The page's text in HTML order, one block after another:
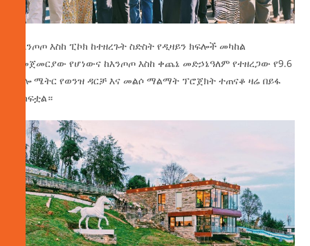
ከእንጦጦ እስከ ፒኮክ ከተዘረጉት ስድስት የዲዛይን ክፍሎች መካከል
የመጀመርያው የሆነውና ከእንጦጦ እስከ ቀጨኔ መድኃኔዓለም የተዘረጋው የ9.6
ኪሎ ሜትር የወንዝ ዳርቻ እና መልሶ ማልማት ፕሮጀክት ተጠናቆ ዛሬ በይፋ
ተከፍቷል።